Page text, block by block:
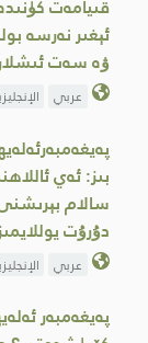
قىيامەت
ئېغىر نەرسە
ۋە سەت
عربي
بىز: ئەي
سالام
دۇرۇت
عربي
پەيغەمبەر